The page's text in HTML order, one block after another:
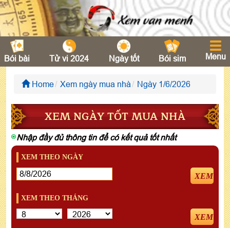
Bói bài Tử vi 2024 Ngày tốt Bói sim Menu
Home Xem ngày mua nhà Ngày 1/6/2026
XEM NGÀY TỐT MUA NHÀ
Nhập đầy đủ thông tin để có kết quả tốt nhất
XEM THEO NGÀY
XEM
XEM THEO THÁNG
XEM